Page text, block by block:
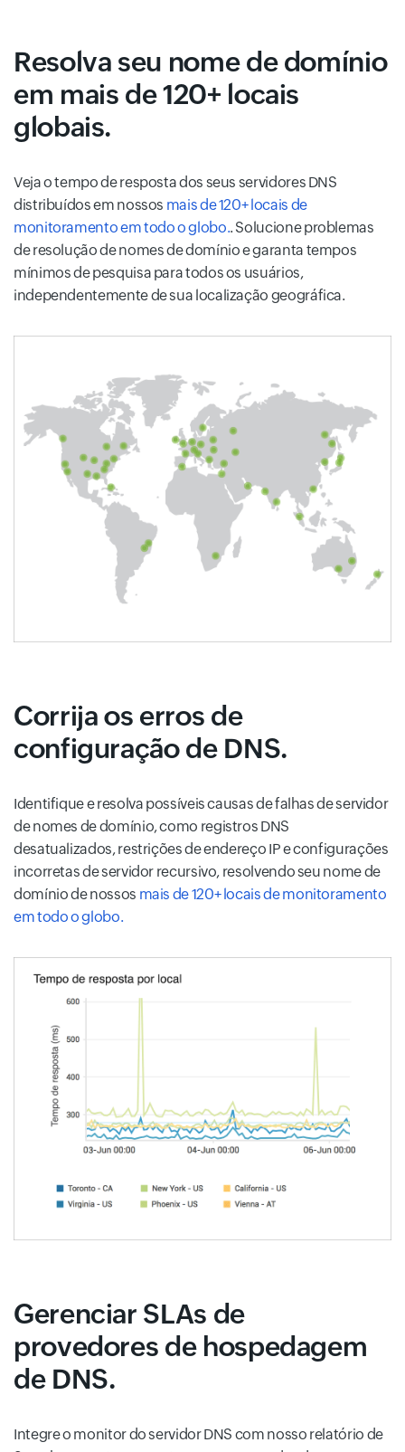
Resolva seu nome de domínio
em mais de 120+ locais
globais.
Veja o tempo de resposta dos seus servidores DNS
distribuídos em nossos mais de 120+ locais de
monitoramento em todo o globo.. Solucione problemas
de resolução de nomes de domínio e garanta tempos
mínimos de pesquisa para todos os usuários,
independentemente de sua localização geográfica.
Corrija os erros de
configuração de DNS.
Identifique e resolva possíveis causas de falhas de servidor
de nomes de domínio, como registros DNS
desatualizados, restrições de endereço IP e configurações
incorretas de servidor recursivo, resolvendo seu nome de
domínio de nossos mais de 120+ locais de monitoramento
em todo o globo.
Gerenciar SLAs de
provedores de hospedagem
de DNS.
Integre o monitor do servidor DNS com nosso relatório de